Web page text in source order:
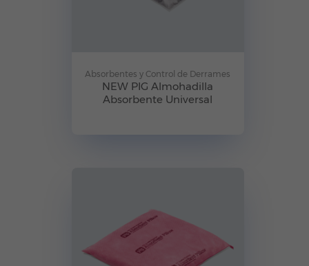
Absorbentes y Control de Derrames
NEW PIG Almohadilla
Absorbente Universal